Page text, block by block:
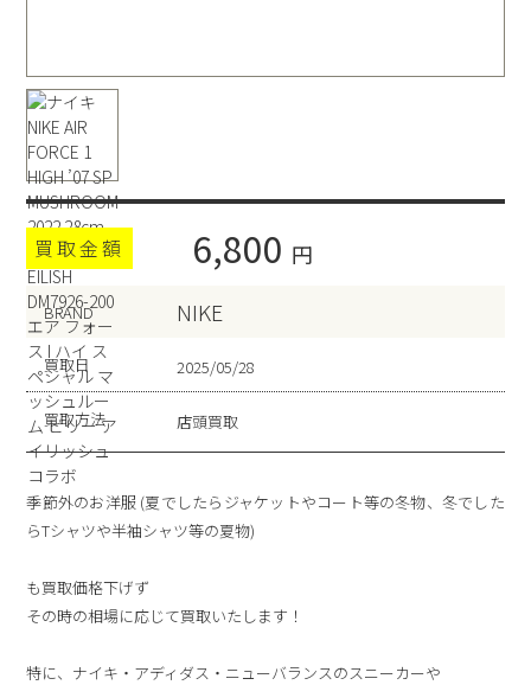
買取金額 6,800 円
BRAND NIKE
買取日 2025/05/28
買取方法 店頭買取
季節外のお洋服 (夏でしたらジャケットやコート等の冬物、冬でした
らTシャツや半袖シャツ等の夏物)
も買取価格下げず
その時の相場に応じて買取いたします！
特に、ナイキ・アディダス・ニューバランスのスニーカーや